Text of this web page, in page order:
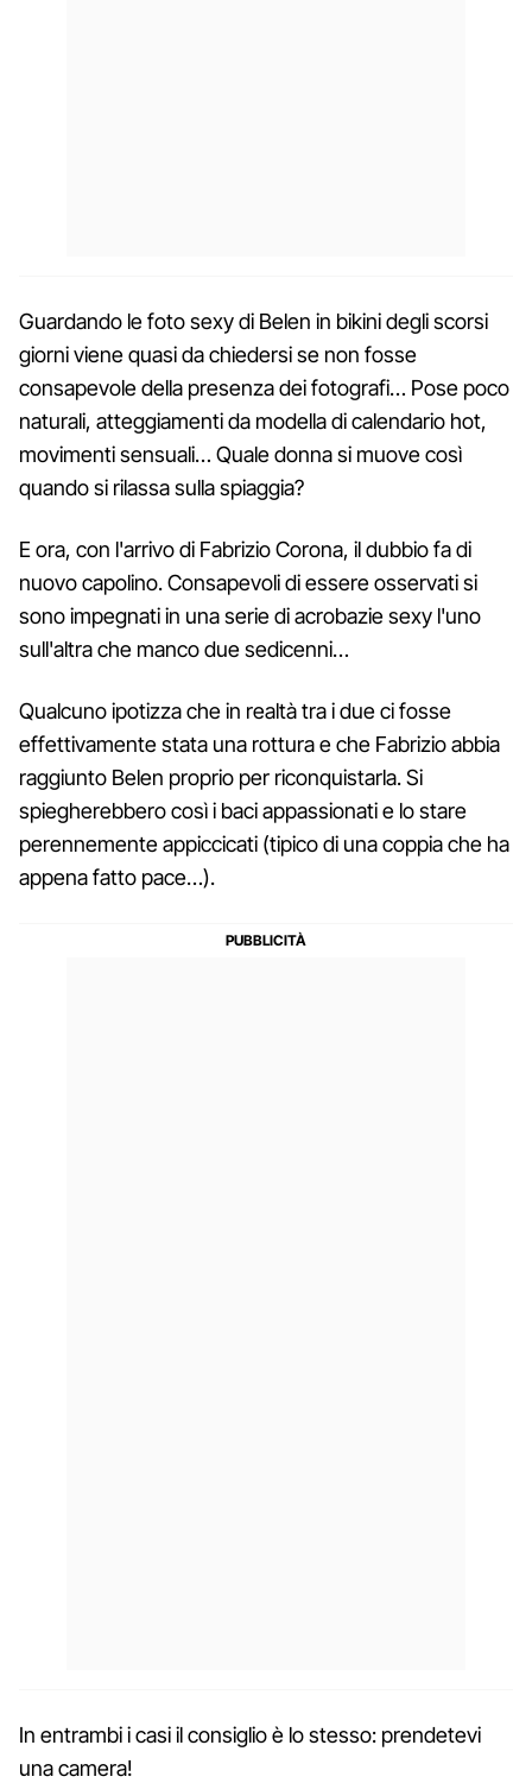
Guardando le foto sexy di Belen in bikini degli scorsi
giorni viene quasi da chiedersi se non fosse
consapevole della presenza dei fotografi… Pose poco
naturali, atteggiamenti da modella di calendario hot,
movimenti sensuali… Quale donna si muove così
quando si rilassa sulla spiaggia?
E ora, con l'arrivo di Fabrizio Corona, il dubbio fa di
nuovo capolino. Consapevoli di essere osservati si
sono impegnati in una serie di acrobazie sexy l'uno
sull'altra che manco due sedicenni…
Qualcuno ipotizza che in realtà tra i due ci fosse
effettivamente stata una rottura e che Fabrizio abbia
raggiunto Belen proprio per riconquistarla. Si
spiegherebbero così i baci appassionati e lo stare
perennemente appiccicati (tipico di una coppia che ha
appena fatto pace…).
In entrambi i casi il consiglio è lo stesso: prendetevi
una camera!